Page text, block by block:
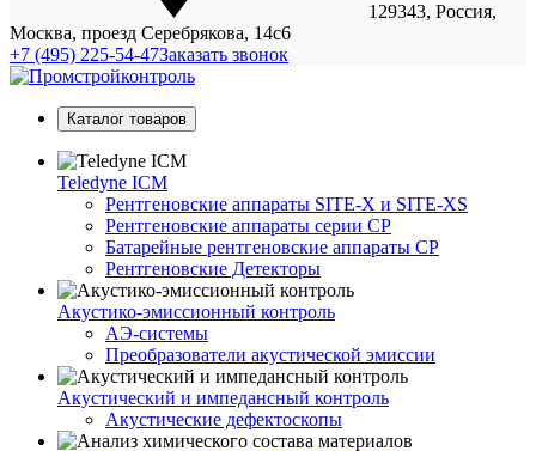
129343, Россия,
Москва, проезд Серебрякова, 14с6
+7 (495) 225-54-47Заказать звонок
Каталог товаров
Teledyne ICM
Рентгеновские аппараты SITE-X и SITE-XS
Рентгеновские аппараты серии CP
Батарейные рентгеновские аппараты CP
Рентгеновские Детекторы
Акустико-эмисcионный контроль
АЭ-системы
Преобразователи акустической эмиссии
Акустический и импедансный контроль
Акустические дефектоскопы